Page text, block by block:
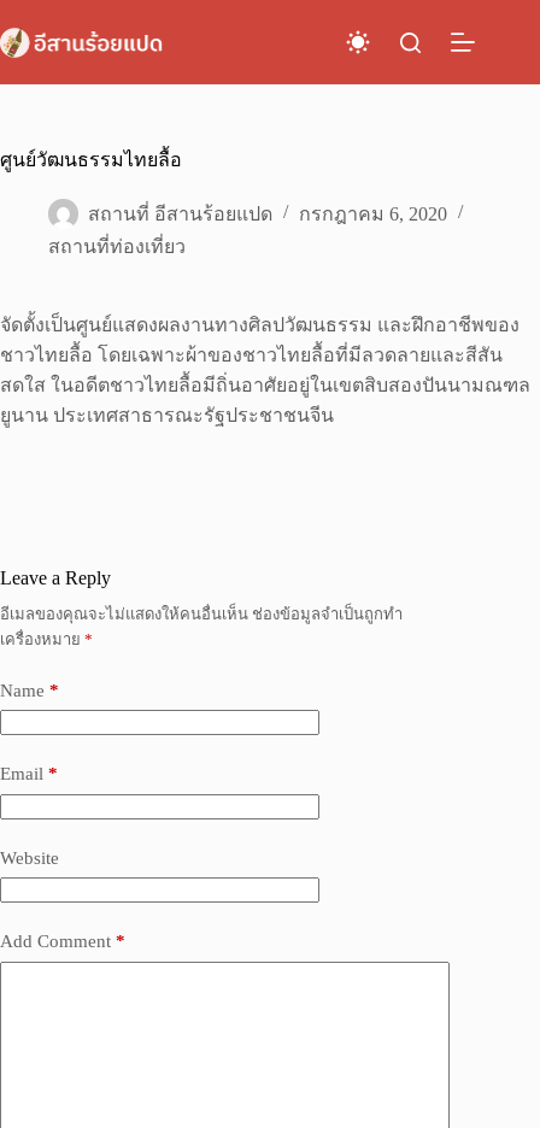
to
content
ศูนย์วัฒนธรรมไทยลื้อ
สถานที่ อีสานร้อยแปด
กรกฎาคม 6, 2020
สถานที่ท่องเที่ยว
จัดตั้งเป็นศูนย์แสดงผลงานทางศิลปวัฒนธรรม และฝึกอาชีพของ
ชาวไทยลื้อ โดยเฉพาะผ้าของชาวไทยลื้อที่มีลวดลายและสีสัน
สดใส ในอดีตชาวไทยลื้อมีถิ่นอาศัยอยู่ในเขตสิบสองปันนามณฑล
ยูนาน ประเทศสาธารณะรัฐประชาชนจีน
Leave a Reply
อีเมลของคุณจะไม่แสดงให้คนอื่นเห็น ช่องข้อมูลจำเป็นถูกทำ
เครื่องหมาย *
Name *
Email *
Website
Add Comment *